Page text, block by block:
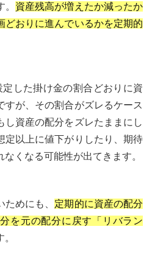
資産残高が増えたか減ったか
どおりに進んでいるかを定期的
した掛け金の割合どおりに資
すが、その割合がズレるケース
し資産の配分をズレたままにし
定以上に値下がりしたり、期待
くなる可能性が出てきます。
めにも、 定期的に資産の配分
を元の配分に戻す「リバラン